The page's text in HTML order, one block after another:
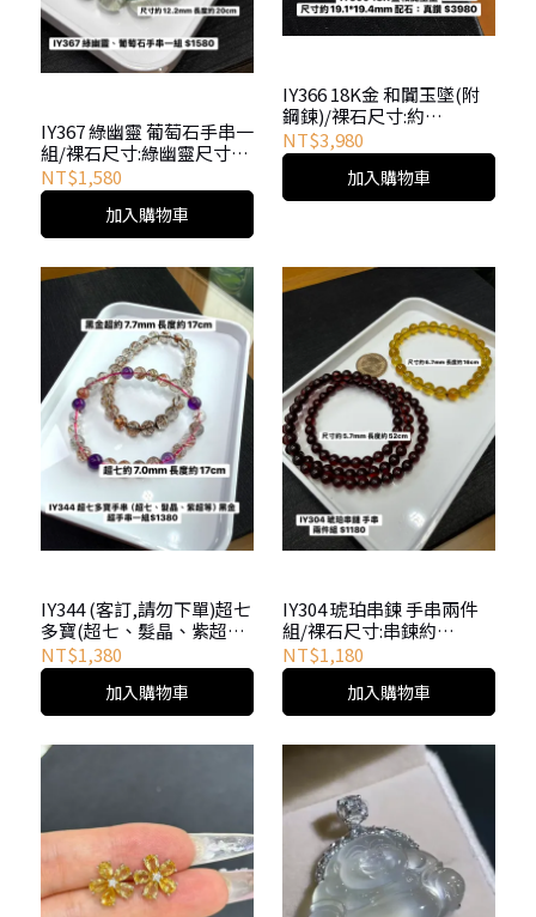
IY367 綠幽靈 葡萄石手串一
組/裸石尺寸:綠幽靈尺寸約
12.2mm/長度約20cm綠葡
萄約6.9mm/長度約17cm
NT$1,580
加入購物車
IY366 18K金 和闐玉墜(附
鋼鍊)/裸石尺寸:約
19.1*19.4mm/配石:真鑽
NT$3,980
加入購物車
IY344 (客訂,請勿下單)超七
多寶(超七、髮晶、紫超等)
黑金超手串一組/裸石尺寸:
超七多寶約7.0mm/長度約
17cm 黑金超尺寸約
7.7mm/長度約17cm
NT$1,380
加入購物車
IY304 琥珀串鍊 手串兩件
組/裸石尺寸:串鍊約
5.7mm/長度約52cm 手串
約6.7mm/長度約16cm
NT$1,180
加入購物車